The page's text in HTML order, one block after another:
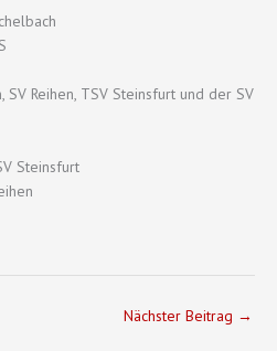
Reihen, TSV Steinsfurt und der SV
Steinsfurt
Nächster Beitrag →